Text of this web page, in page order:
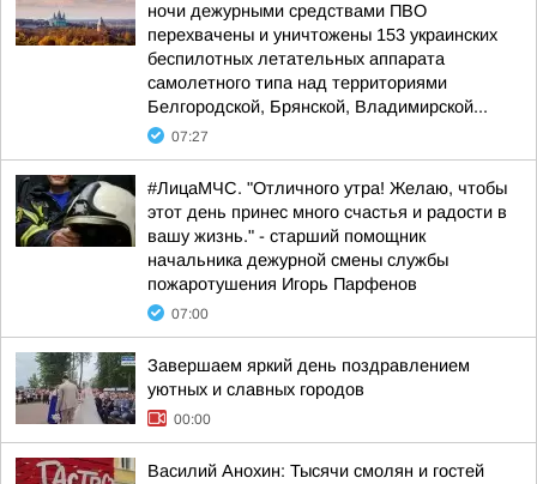
ночи дежурными средствами ПВО
перехвачены и уничтожены 153 украинских
беспилотных летательных аппарата
самолетного типа над территориями
Белгородской, Брянской, Владимирской...
07:27
#ЛицаМЧС. "Отличного утра! Желаю, чтобы
этот день принес много счастья и радости в
вашу жизнь." - старший помощник
начальника дежурной смены службы
пожаротушения Игорь Парфенов
07:00
Завершаем яркий день поздравлением
уютных и славных городов
00:00
Василий Анохин: Тысячи смолян и гостей